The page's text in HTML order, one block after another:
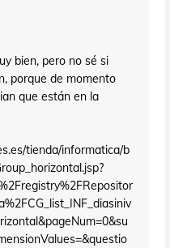
bien, pero no sé si
porque de momento
que están en la
tienda/informatica/b